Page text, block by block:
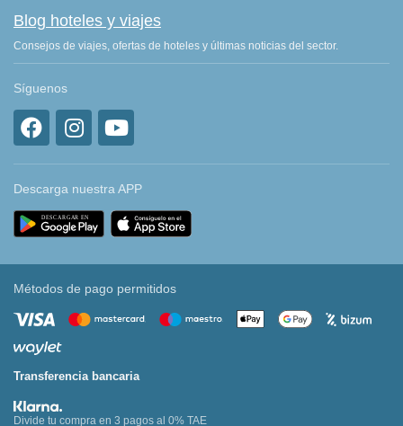
Blog hoteles y viajes
Consejos de viajes, ofertas de hoteles y últimas noticias del sector.
Síguenos
Descarga nuestra APP
Métodos de pago permitidos
Transferencia bancaria
Divide tu compra en 3 pagos al 0% TAE